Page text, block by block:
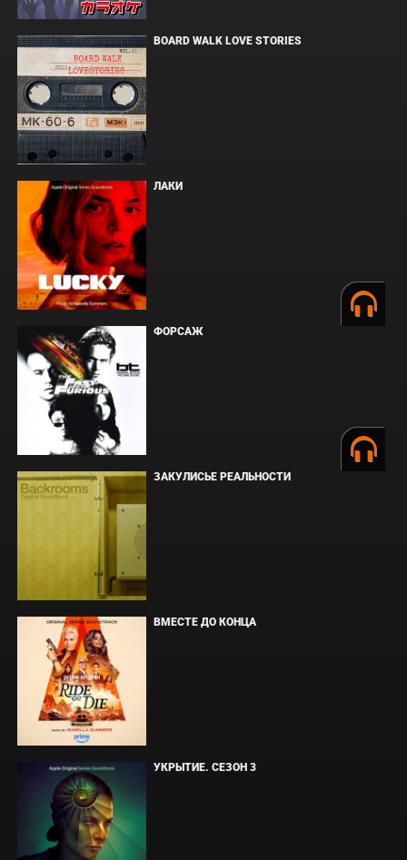
BOARD WALK LOVE STORIES
ЛАКИ
ФОРСАЖ
ЗАКУЛИСЬЕ РЕАЛЬНОСТИ
ВМЕСТЕ ДО КОНЦА
УКРЫТИЕ. СЕЗОН 3